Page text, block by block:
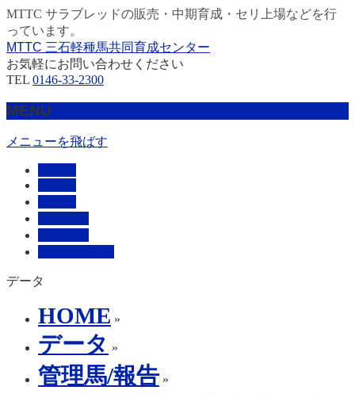
MTTC サラブレッドの販売・中期育成・セリ上場などを行
っています。
MTTC 三石軽種馬共同育成センター
お気軽にお問い合わせください
TEL 0146-33-2300
MENU
メニューを飛ばす
データ
HOME »
データ »
管理馬/報告 »